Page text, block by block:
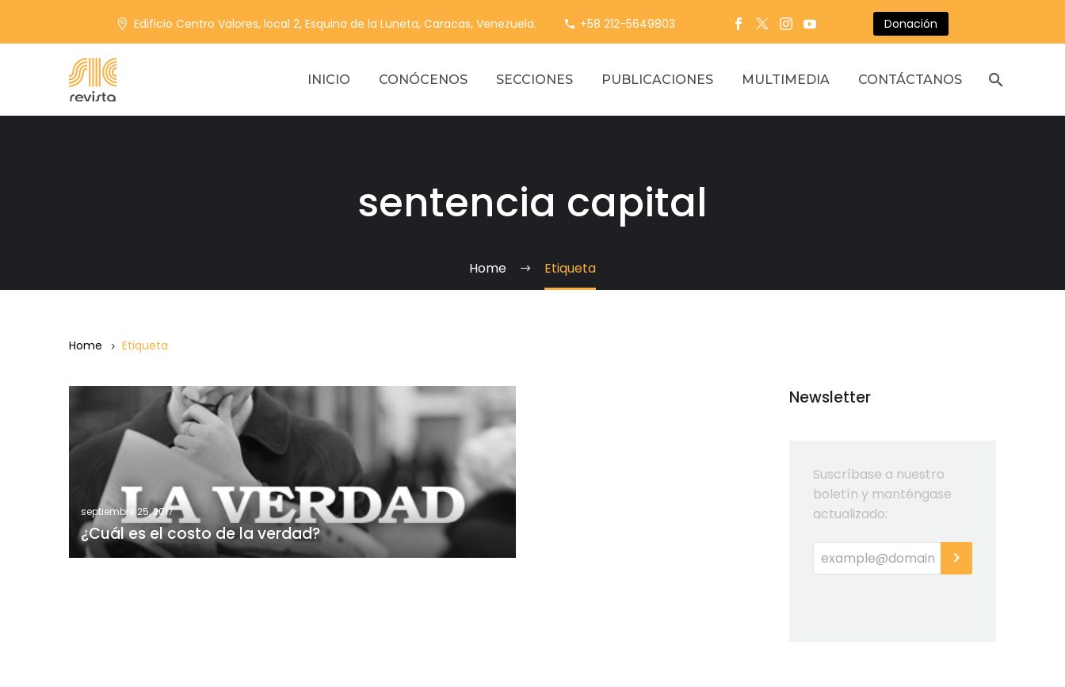
Edificio Centro Valores, local 2, Esquina de la Luneta, Caracas, Venezuela. +58 212-5649803 Donación
INICIO CONÓCENOS SECCIONES PUBLICACIONES MULTIMEDIA CONTÁCTANOS
sentencia capital
Home Etiqueta
Home Etiqueta
es
costo
verdad?
septiembre 25, 2017
¿Cuál es el costo de la verdad?
Newsletter
Suscríbase a nuestro
boletín y manténgase
actualizado: